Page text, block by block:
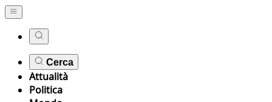
Cerca
Attualità
Politica